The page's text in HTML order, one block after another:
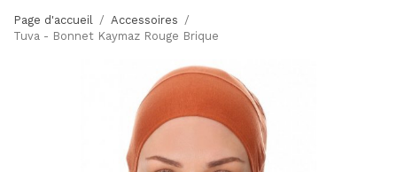
Page d'accueil / Accessoires /
Tuva - Bonnet Kaymaz Rouge Brique